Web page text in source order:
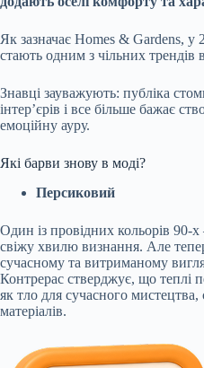
Як зазначає Homes & Gardens, у
стають одним з чільних трендів
Знавці зауважують: публіка
інтер’єрів і все більше бажає
емоційну ауру.
Які барви знову в моді?
Персиковий
Один із провідних кольорів 90-
свіжу хвилю визнання. Але
сучасному та витриманому
Контрерас стверджує, що теплі
як тло для сучасного
матеріалів.